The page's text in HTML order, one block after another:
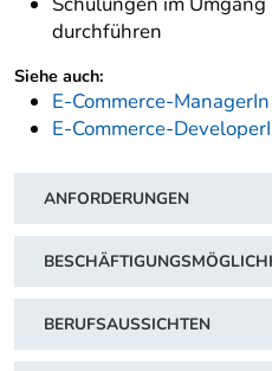
durchführen
Siehe auch:
E-Commerce-
E-Commerce-
ANFORDERUNGEN
BERUFSAUSSICHTEN